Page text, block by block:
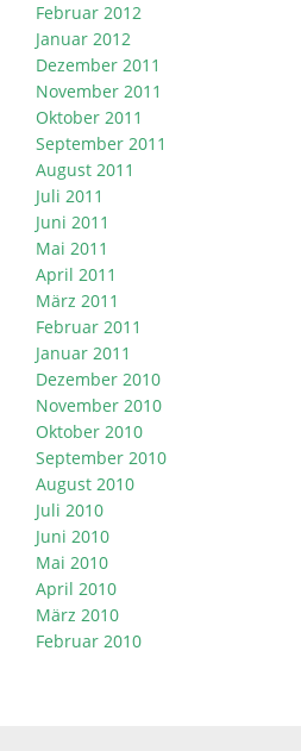
Februar 2012
Januar 2012
Dezember 2011
November 2011
Oktober 2011
September 2011
August 2011
Juli 2011
Juni 2011
Mai 2011
April 2011
März 2011
Februar 2011
Januar 2011
Dezember 2010
November 2010
Oktober 2010
September 2010
August 2010
Juli 2010
Juni 2010
Mai 2010
April 2010
März 2010
Februar 2010